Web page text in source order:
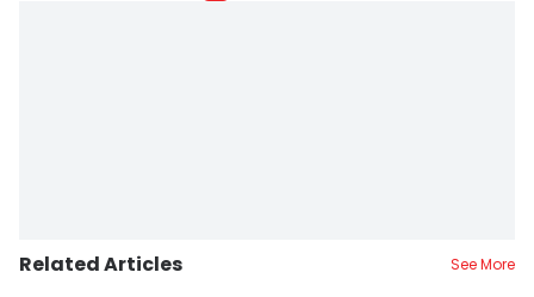
Related Articles See More